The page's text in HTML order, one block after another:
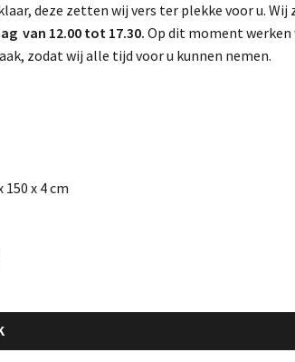
deze zetten wij vers ter plekke voor u. Wij
van 12.00 tot 17.30.Op dit moment werken
zodat wij alle tijd voor u kunnen nemen.
150 x 4 cm